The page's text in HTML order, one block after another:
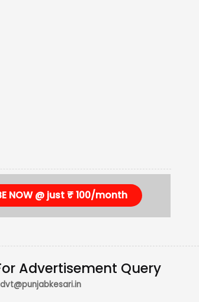
NOW @ just ₹ 100/month
Advertisement Query